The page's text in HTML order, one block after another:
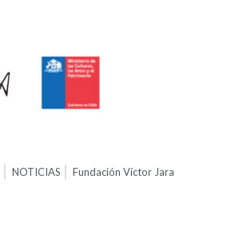
NOTICIAS Fundación Víctor Jara